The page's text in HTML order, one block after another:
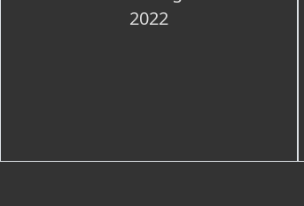
2022